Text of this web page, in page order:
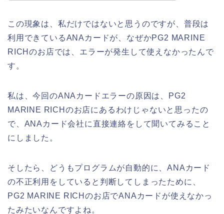
この現象は、私だけではないと思うのですが、普段は
利用できているANAカードが、なぜかPG2 MARINE
RICHのお店では、エラーが発生して使えなかったんで
す。
私は、今回のANAカードエラーの原因は、PG2
MARINE RICHのお店にあるわけじゃないと思ったの
で、ANAカード会社に直接連絡をして聞いてみること
にしました。
そしたら、どうもプログラムが自動的に、ANAカード
の不正利用をしていると判断してしまったために、
PG2 MARINE RICHのお店でANAカードが使えなかっ
たみたいなんですよね。